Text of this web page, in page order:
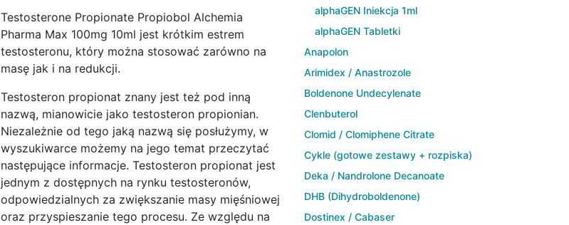
Testosterone Propionate Propiobol Alchemia
Pharma Max 100mg 10ml jest krótkim estrem
testosteronu, który można stosować zarówno na
masę jak i na redukcji.
Testosteron propionat znany jest też pod inną
nazwą, mianowicie jako testosteron propionian.
Niezależnie od tego jaką nazwą się posłużymy, w
wyszukiwarce możemy na jego temat przeczytać
następujące informacje. Testosteron propionat jest
jednym z dostępnych na rynku testosteronów,
odpowiedzialnych za zwiększanie masy mięśniowej
oraz przyspieszanie tego procesu. Ze względu na
alphaGEN Iniekcja 1ml
alphaGEN Tabletki
Anapolon
Arimidex / Anastrozole
Boldenone Undecylenate
Clenbuterol
Clomid / Clomiphene Citrate
Cykle (gotowe zestawy + rozpiska)
Deka / Nandrolone Decanoate
DHB (Dihydroboldenone)
Dostinex / Cabaser